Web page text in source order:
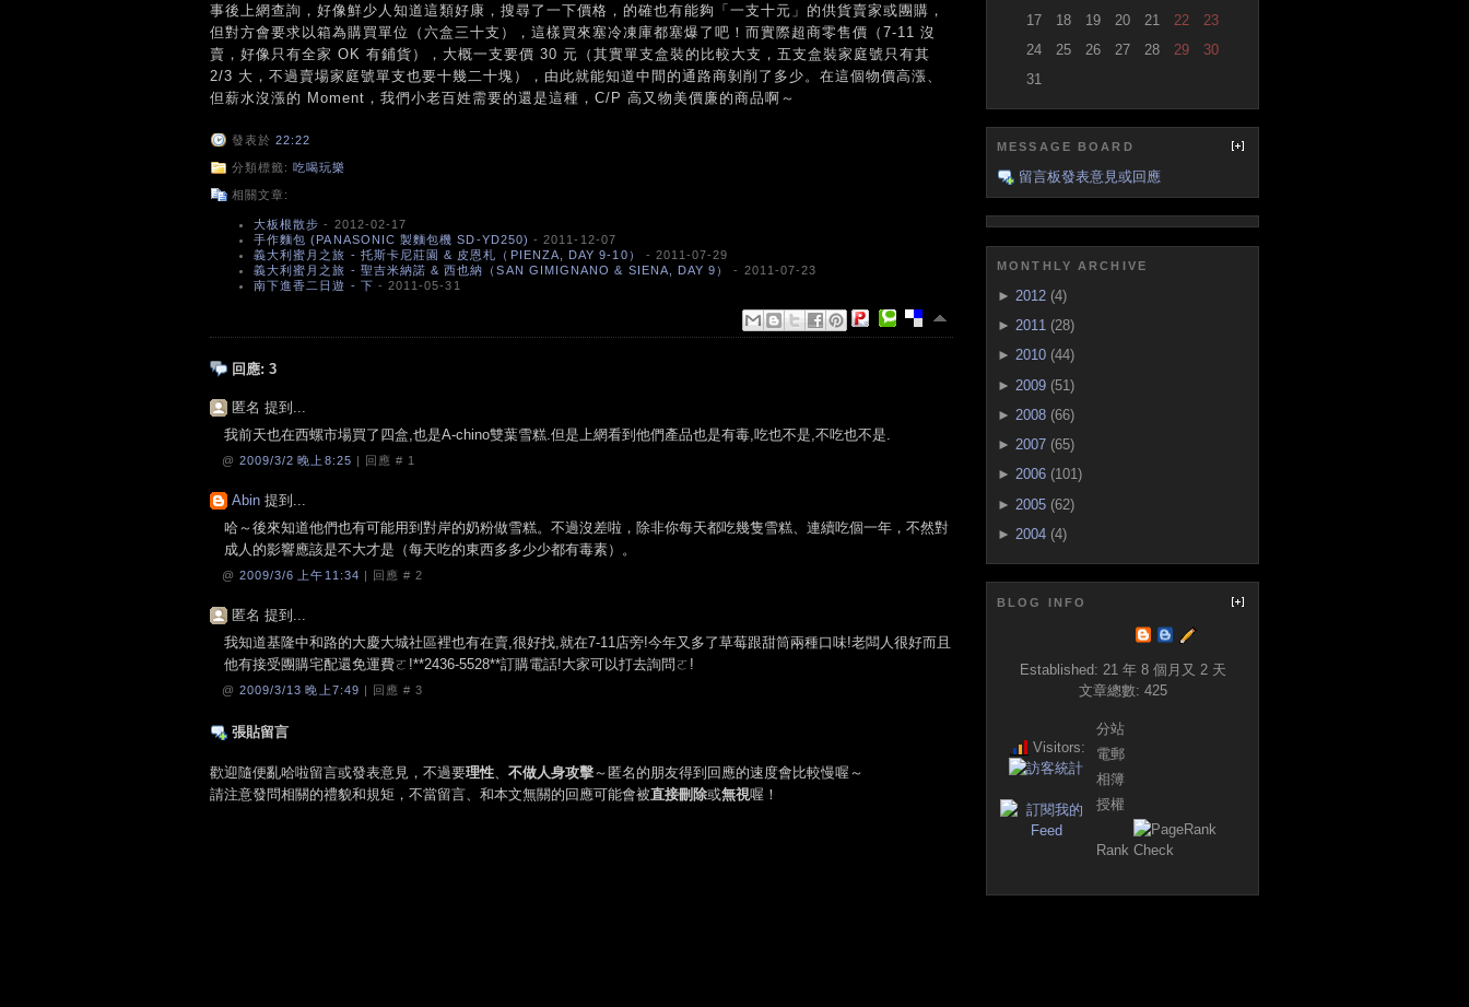
事後上網查詢，好像鮮少人知道這類好康，搜尋了一下價格，的確也有能夠「一支十元」的供貨賣家或團購，
但對方會要求以箱為購買單位（六盒三十支），這樣買來塞冷凍庫都塞爆了吧！而實際超商零售價（7-11 沒
賣，好像只有全家 OK 有鋪貨），大概一支要價 30 元（其實單支盒裝的比較大支，五支盒裝家庭號只有其
2/3 大，不過賣場家庭號單支也要十幾二十塊），由此就能知道中間的通路商剝削了多少。在這個物價高漲、
但薪水沒漲的 Moment，我們小老百姓需要的還是這種，C/P 高又物美價廉的商品啊～
發表於 22:22
分類標籤: 吃喝玩樂
相關文章:
大板根散步 - 2012-02-17
手作麵包 (PANASONIC 製麵包機 SD-YD250) - 2011-12-07
義大利蜜月之旅 - 托斯卡尼莊園 & 皮恩札（PIENZA, DAY 9-10）
- 2011-07-29
義大利蜜月之旅 - 聖吉米納諾 & 西也納（SAN GIMIGNANO & SIENA, DAY 9）
- 2011-07-23
南下進香二日遊 - 下 - 2011-05-31
回應: 3
匿名 提到...
我前天也在西螺市場買了四盒,也是A-chino雙葉雪糕.但是上網看到他們產品也是有毒,吃也不是,不吃也不是.
@ 2009/3/2 晚上8:25 | 回應 # 1
Abin 提到...
哈～後來知道他們也有可能用到對岸的奶粉做雪糕。不過沒差啦，除非你每天都吃幾隻雪糕、連續吃個一年，不然對
成人的影響應該是不大才是（每天吃的東西多多少少都有毒素）。
@ 2009/3/6 上午11:34 | 回應 #2
匿名 提到...
我知道基隆中和路的大慶大城社區裡也有在賣,很好找,就在7-11店旁!今年又多了草莓跟甜筒兩種口味!老闆人很好而且
他有接受團購宅配還免運費ㄛ!**2436-5528**訂購電話!大家可以打去詢問ㄛ!
@ 2009/3/13 晚上7:49 | 回應 #3
張貼留言
歡迎隨便亂哈啦留言或發表意見，不過要理性、 不做人身攻擊～匿名的朋友得到回應的速度會比較慢喔～
請注意發問相關的禮貌和規矩，不當留言、和本文無關的回應可能會被直接刪除或無視喔！
17
18 19 20 21 22
23
24
25 26 27 28 29
30
31
MESSAGE BOARD
留言板發表意見或回應
MONTHLY ARCHIVE
► 2012 (4)
► 2011 (28)
► 2010 (44)
► 2009 (51)
► 2008 (66)
► 2007 (65)
► 2006 (101)
► 2005 (62)
► 2004 (4)
BLOG INFO
Established: 21 年 8 個月又 2 天
文章總數: 425
Visitors:
分站
電郵
相簿
授權
Rank